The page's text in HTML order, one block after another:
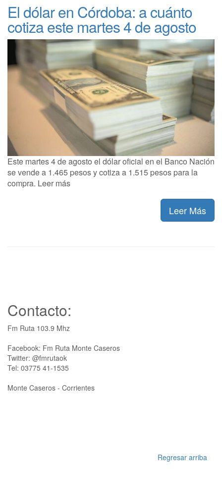
El dólar en Córdoba: a cuánto
cotiza este martes 4 de agosto
Este martes 4 de agosto el dólar oficial en el Banco Nación
se vende a 1.465 pesos y cotiza a 1.515 pesos para la
compra. Leer más
Leer Más
Contacto:
Fm Ruta 103.9 Mhz
Facebook: Fm Ruta Monte Caseros
Twitter: @fmrutaok
Tel: 03775 41-1535
Monte Caseros - Corrientes
Regresar arriba